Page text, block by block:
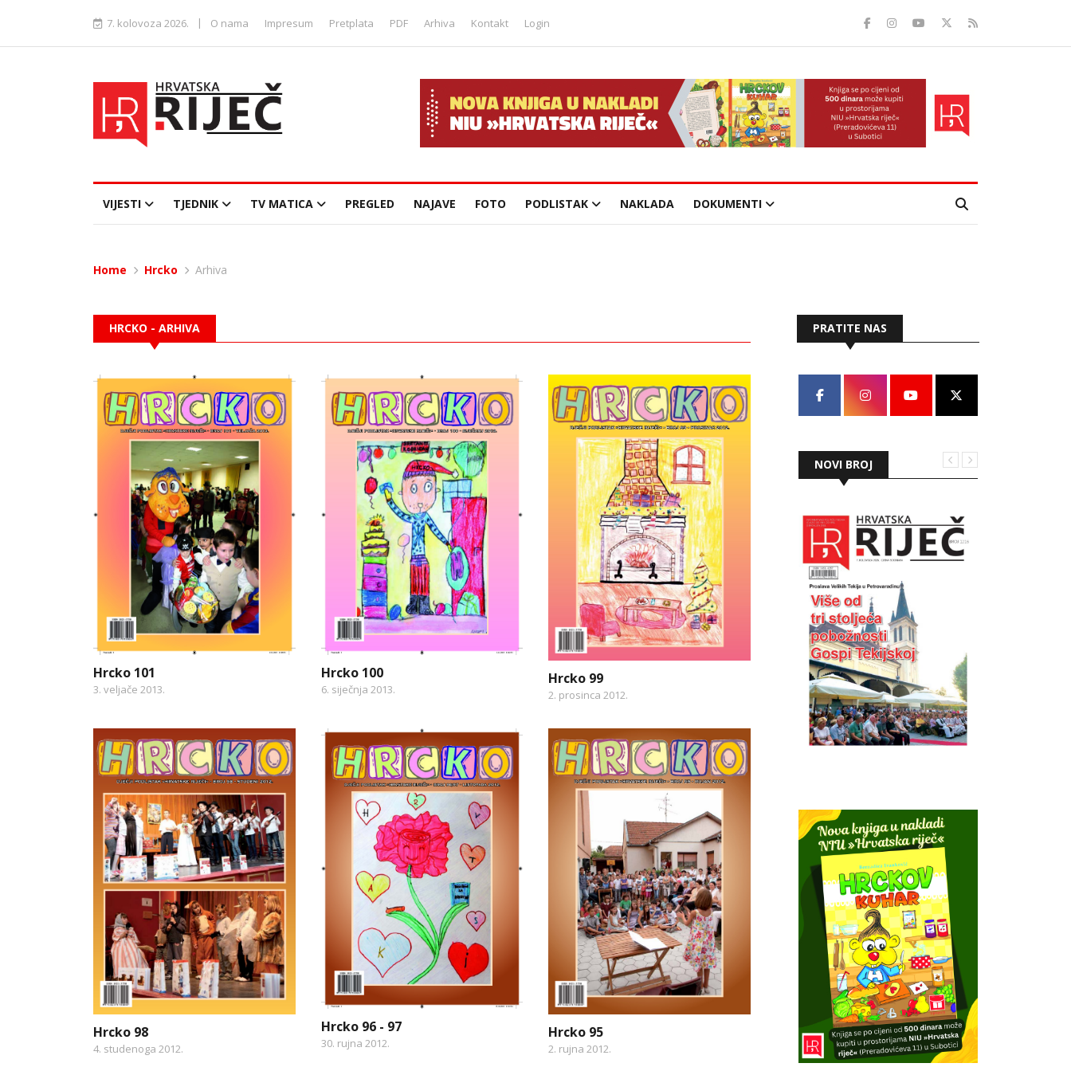
7. kolovoza 2026. | O nama Impresum Pretplata PDF Arhiva Kontakt Login
VIJESTI TJEDNIK TV MATICA PREGLED NAJAVE FOTO PODLISTAK NAKLADA DOKUMENTI
Home Hrcko Arhiva
HRCKO - ARHIVA
Hrcko 101
3. veljače 2013.
Hrcko 100
6. siječnja 2013.
Hrcko 99
2. prosinca 2012.
Hrcko 98
4. studenoga 2012.
Hrcko 96 - 97
30. rujna 2012.
Hrcko 95
2. rujna 2012.
PRATITE NAS
NOVI BROJ